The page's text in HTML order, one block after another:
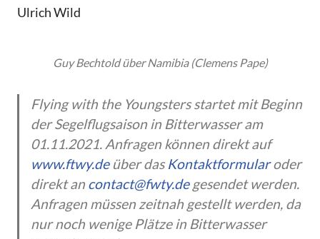
Ulrich Wild
Guy Bechtold über Namibia (Clemens Pape)
Flying with the Youngsters startet mit Beginn
der Segelflugsaison in Bitterwasser am
01.11.2021. Anfragen können direkt auf
www.ftwy.deüber dasKontaktformularoder
direkt an contact@fwty.degesendet werden.
Anfragen müssen zeitnah gestellt werden, da
nur noch wenige Plätze in Bitterwasser